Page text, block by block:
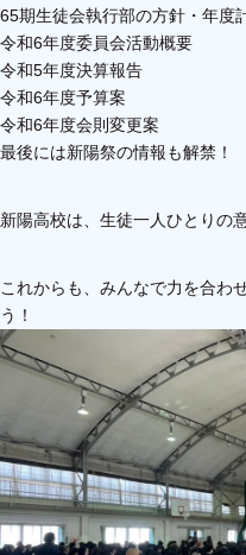
65期生徒会執行部の方針・年度
令和6年度委員会活動概要
令和5年度決算報告
令和6年度予算案
令和6年度会則変更案
最後には新陽祭の情報も解禁！
新陽高校は、生徒一人ひとりの
これからも、みんなで力を合わ
う！